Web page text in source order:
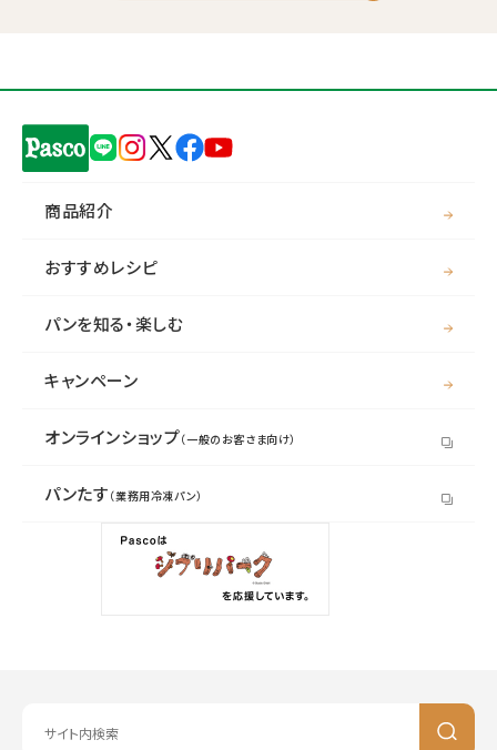
商品紹介
おすすめレシピ
パンを知る・楽しむ
キャンペーン
オンラインショップ（一般のお客さま向け）
パンたす （業務用冷凍パン）